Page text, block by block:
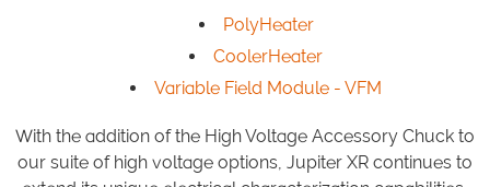
PolyHeater
CoolerHeater
Variable Field Module - VFM
​With the addition of the High Voltage Accessory Chuck to
our suite of high voltage options, Jupiter XR continues to